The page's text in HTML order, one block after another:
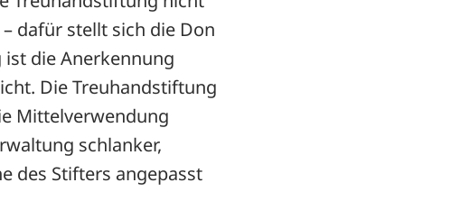
dafür stellt sich die Don
die Anerkennung
Die Treuhandstiftung
Mittelverwendung
schlanker,
des Stifters angepasst